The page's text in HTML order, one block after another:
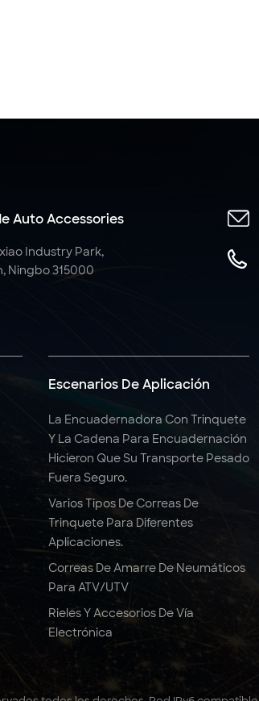
Auto Accessories
Industry Park,
Ningbo 315000
Escenarios De Aplicación
La Encuadernadora Con Trinquete
Y La Cadena Para Encuadernación
Hicieron Que Su Transporte Pesado
Fuera Seguro.
Varios Tipos De Correas De
Trinquete Para Diferentes
Aplicaciones.
Correas De Amarre De Neumáticos
Para ATV/UTV
Rieles Y Accesorios De Vía
Electrónica